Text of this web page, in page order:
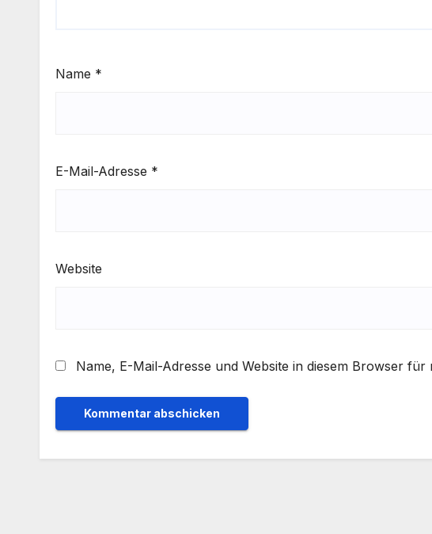
Name *
E-Mail-Adresse *
Website
Name, E-Mail-Adresse und Website in diesem Browser